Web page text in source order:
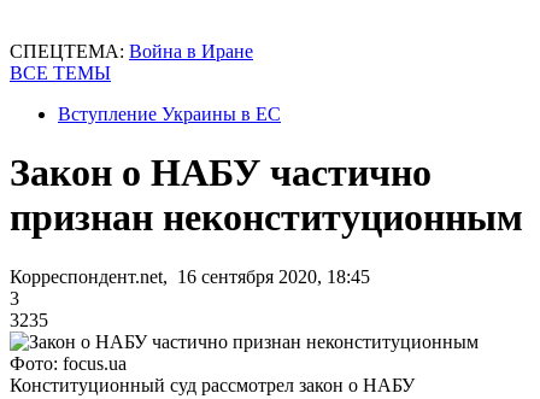
СПЕЦТЕМА: Война в Иране
ВСЕ ТЕМЫ
Вступление Украины в ЕС
Закон о НАБУ частично
признан неконституционным
Корреспондент.net, 16 сентября 2020, 18:45
3
3235
Фото: focus.ua
Конституционный суд рассмотрел закон о НАБУ